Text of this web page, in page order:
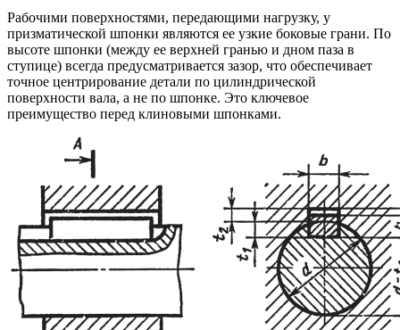
Рабочими поверхностями, передающими нагрузку, у
призматической шпонки являются ее узкие боковые грани. По
высоте шпонки (между ее верхней гранью и дном паза в
ступице) всегда предусматривается зазор, что обеспечивает
точное центрирование детали по цилиндрической
поверхности вала, а не по шпонке. Это ключевое
преимущество перед клиновыми шпонками.